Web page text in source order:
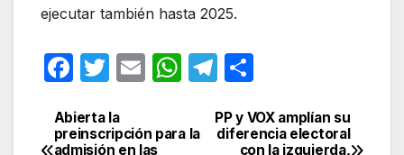
ejecutar también hasta 2025.
F
c
T
itt
E
ail
W
at
T
e m
Navegación
PP y VOX amplían su
diferencia electoral
con la izquierda,
Abierta la
preinscripción para la
admisión en las